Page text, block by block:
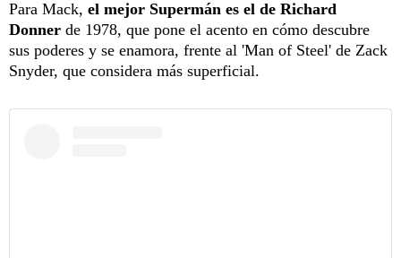
Para Mack, el mejor Supermán es el de Richard
Donner de 1978, que pone el acento en cómo descubre
sus poderes y se enamora, frente al 'Man of Steel' de Zack
Snyder, que considera más superficial.